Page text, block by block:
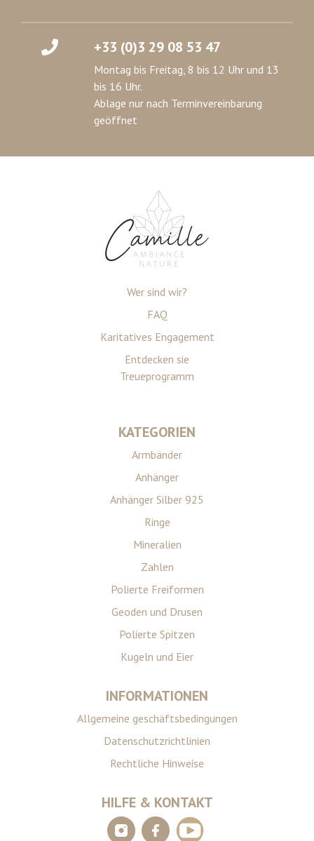
+33 (0)3 29 08 53 47
Montag bis Freitag, 8 bis 12 Uhr und 13
bis 16 Uhr.
Ablage nur nach Terminvereinbarung
geöffnet
Wer sind wir?
FAQ
Karitatives Engagement
Entdecken sie
Treueprogramm
KATEGORIEN
Armbänder
Anhänger
Anhänger Silber 925
Ringe
Mineralien
Zahlen
Polierte Freiformen
Geoden und Drusen
Polierte Spitzen
Kugeln und Eier
INFORMATIONEN
Allgemeine geschäftsbedingungen
Datenschutzrichtlinien
Rechtliche Hinweise
HILFE & KONTAKT